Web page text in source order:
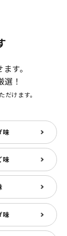
す。
！
けます。
味
味
味